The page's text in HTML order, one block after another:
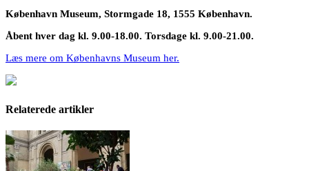
København Museum, Stormgade 18, 1555 København.
Åbent hver dag kl. 9.00-18.00. Torsdage kl. 9.00-21.00.
Læs mere om Københavns Museum her.
Relaterede artikler